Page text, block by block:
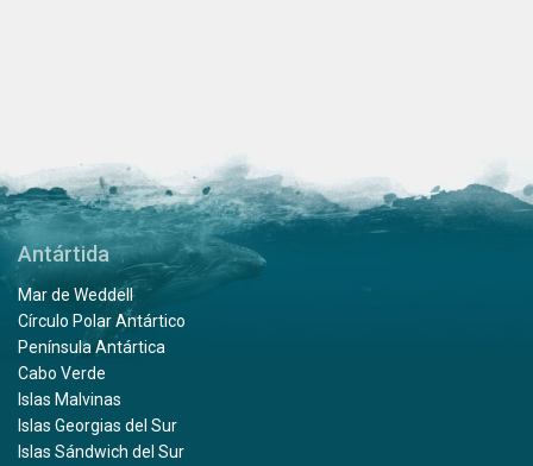
Antártida
Mar de Weddell
Círculo Polar Antártico
Península Antártica
Cabo Verde
Islas Malvinas
Islas Georgias del Sur
Islas Sándwich del Sur